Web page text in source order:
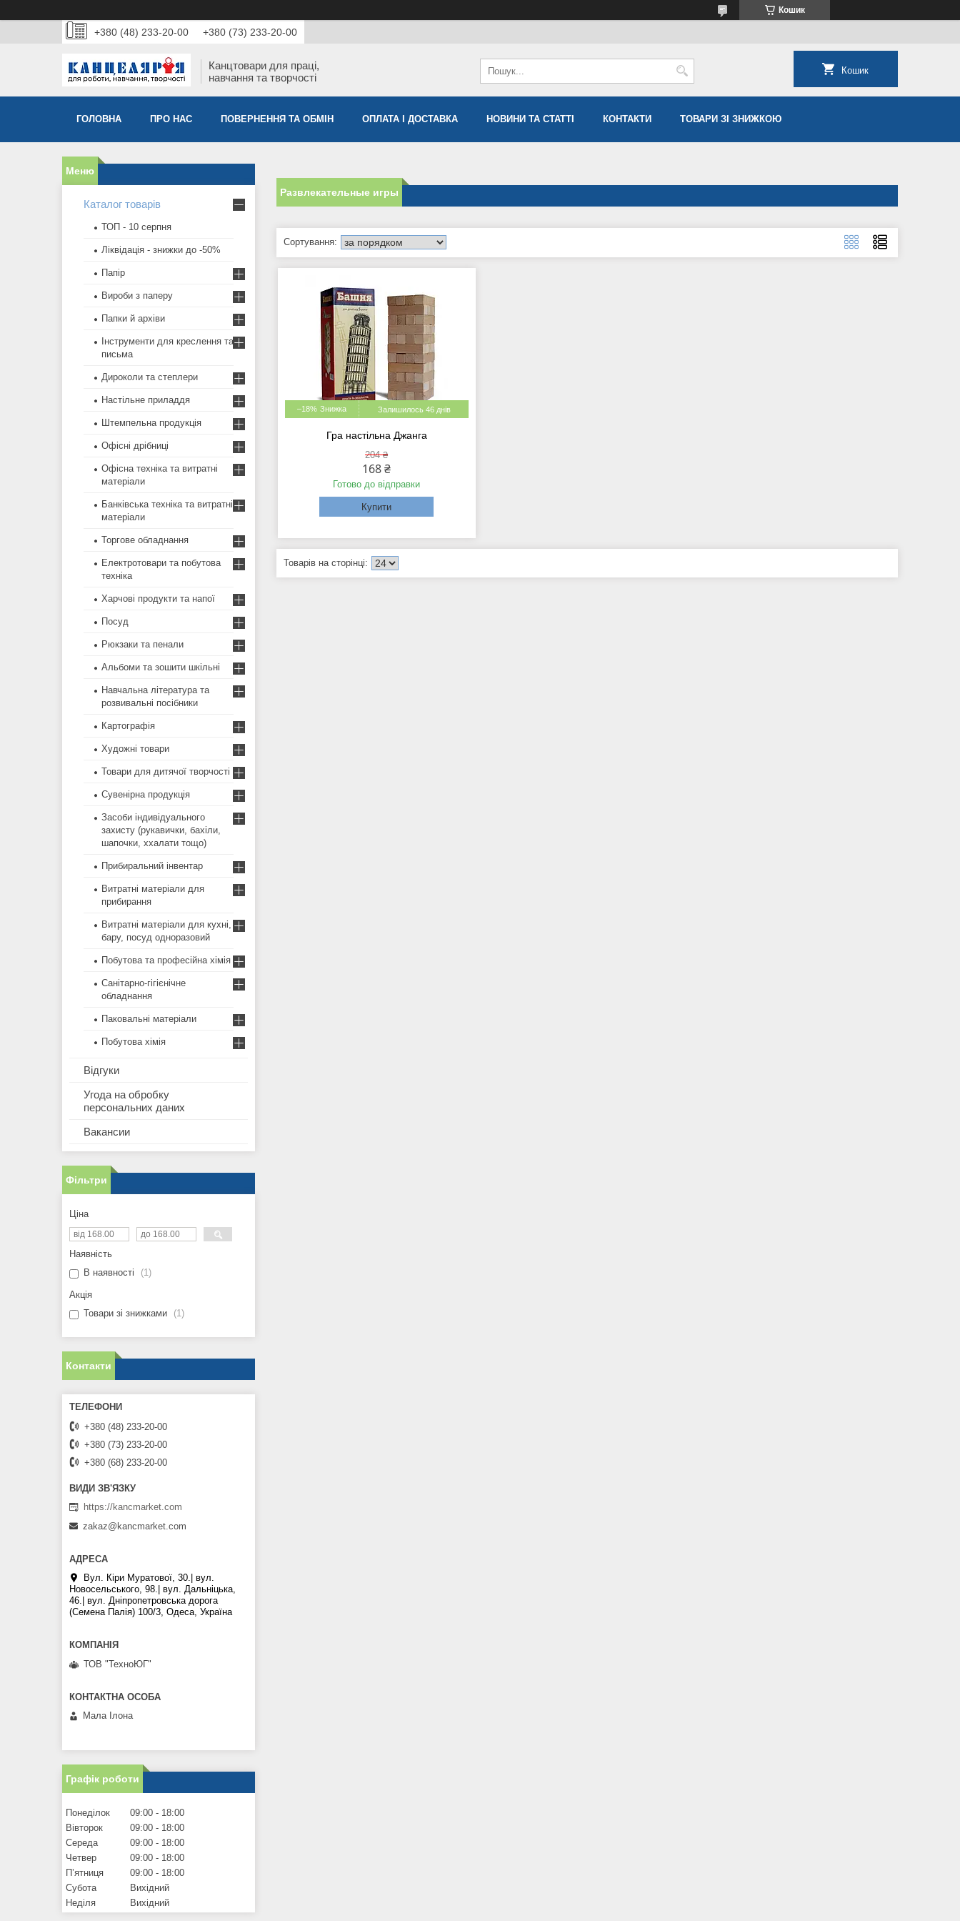
Кошик
+380 (48) 233-20-00 +380 (73) 233-20-00
Канцтовари для працi,
навчання та творчостi
Кошик
ГОЛОВНА ПРО НАС ПОВЕРНЕННЯ ТА ОБМIН ОПЛАТА І ДОСТАВКА НОВИНИ ТА СТАТТІ КОНТАКТИ ТОВАРИ ЗІ ЗНИЖКОЮ
Развлекательные игры
–18% Залишилось 46 днів
Гра настільна Джанга
204 ₴
168 ₴
Готово до відправки
Купити
Каталог товарів
ТОП - 10 серпня
Ліквідація - знижки до -50%
Папір
Вироби з паперу
Папки й архіви
Інструменти для креслення та
письма
Дироколи та степлери
Настільне приладдя
Штемпельна продукція
Офісні дрібниці
Офісна техніка та витратні
матеріали
Банківська техніка та витратні
матеріали
Торгове обладнання
Електротовари та побутова
техніка
Харчові продукти та напої
Посуд
Рюкзаки та пенали
Альбоми та зошити шкільні
Навчальна література та
розвивальні посібники
Картографія
Художні товари
Товари для дитячої творчості
Сувенірна продукція
Засоби індивідуального
захисту (рукавички, бахіли,
шапочки, ххалати тощо)
Прибиральний інвентар
Витратні матеріали для
прибирання
Витратні матеріали для кухні,
бару, посуд одноразовий
Побутова та професійна хімія
Санітарно-гігієнічне
обладнання
Паковальні матеріали
Побутова хімія
Відгуки
Угода на обробку
персональних даних
Вакансии
Фільтри
Ціна
Наявність
В наявності
1
Акція
Товари зі знижками
1
Контакти
+380 (48) 233-20-00
+380 (73) 233-20-00
+380 (68) 233-20-00
https://kancmarket.com
zakaz@kancmarket.com
Вул. Кіри Муратової, 30.| вул.
Новосельського, 98.| вул. Дальніцька,
46.| вул. Дніпропетровська дорога
(Семена Палія) 100/3, Одеса, Україна
ТОВ "ТехноЮГ"
Мала Iлона
Графік роботи
Понеділок 09:00
18:00
Вівторок
09:00
18:00
Середа
09:00
18:00
Четвер
09:00
18:00
Пʼятниця
09:00
18:00
Субота
Вихідний
Неділя
Вихідний